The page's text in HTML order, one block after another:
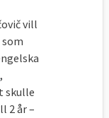
vill
,
skulle
2 år –